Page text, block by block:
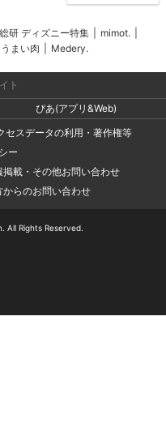
研 ディズニー特集 mimot.
うまい肉 Medery.
ト
ぴあ(アプリ&Web)
セスデータの利用・著作権等
ー
載・その他お問い合わせ
らのお問い合わせ
All Rights Reserved.